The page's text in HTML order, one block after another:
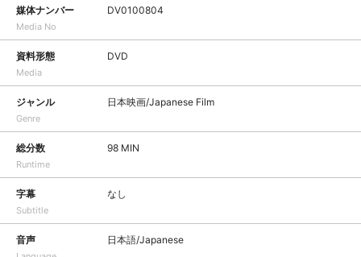
媒体ナンバー
Media No
DV0100804
資料形態
Media
DVD
ジャンル
Genre
日本映画/Japanese Film
総分数
Runtime
98 MIN
字幕
Subtitle
なし
音声 日本語/Japanese